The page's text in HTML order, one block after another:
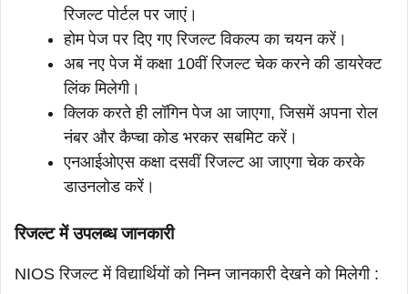
रिजल्ट पोर्टल पर जाएं।
होम पेज पर दिए गए रिजल्ट विकल्प का चयन करें।
अब नए पेज में कक्षा 10वीं रिजल्ट चेक करने की डायरेक्ट
लिंक मिलेगी।
क्लिक करते ही लॉगिन पेज आ जाएगा, जिसमें अपना रोल
नंबर और कैप्चा कोड भरकर सबमिट करें।
एनआईओएस कक्षा दसवीं रिजल्ट आ जाएगा चेक करके
डाउनलोड करें।
रिजल्ट में उपलब्ध जानकारी
NIOS रिजल्ट में विद्यार्थियों को निम्न जानकारी देखने को मिलेगी :